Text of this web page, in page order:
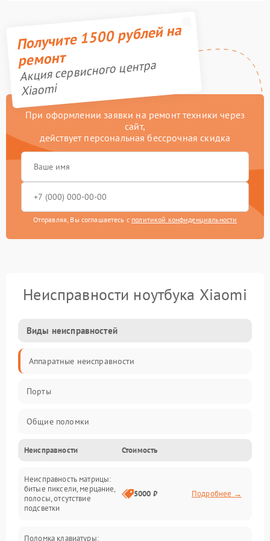
Получите 1500 рублей на
ремонт
Акция сервисного центра
Xiaomi
При оформлении заявки на ремонт техники через
сайт,
действует персональная бессрочная скидка
Отправляя, Вы соглашаетесь с политикой конфиденциальности
Неисправности ноутбука Xiaomi
Виды неисправностей
Аппаратные неисправности
Порты
Общие поломки
Устройства
Программные ошибки
Электрические и системные сбои
Неисправности Стоимость
Неисправность матрицы:
битые пиксели, мерцание,
полосы, отсутствие
подсветки
5000 ₽ Подробнее →
Поломка клавиатуры: